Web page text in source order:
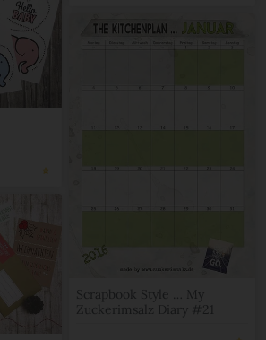
Scrapbook Style … My
Zuckerimsalz Diary #21